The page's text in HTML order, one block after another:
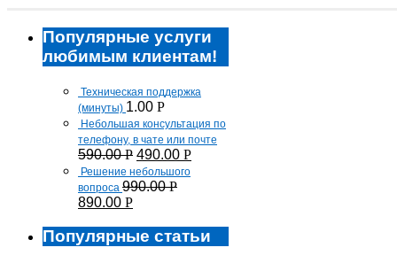
Популярные услуги
любимым клиентам!
Техническая поддержка
(минуты) 1.00 Р
Небольшая консультация по
телефону, в чате или почте
590.00Р 490.00 Р
Решение небольшого
вопроса 990.00Р
890.00 Р
Популярные статьи